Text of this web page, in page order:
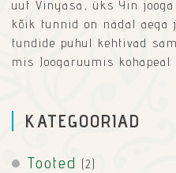
uut Vinyasa, üks Yin
kõik tunnid on nädal aega
tundide puhul kehtivad
mis Joogaruumis kohapeal
KATEGOORIAD
Tooted (2)